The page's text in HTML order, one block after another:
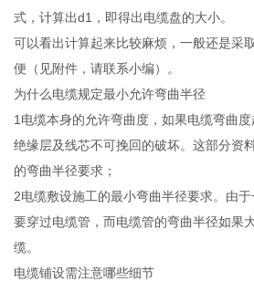
式，计算出d1，即得出电缆盘的大小。
可以看出计算起来比较麻烦，一般还是采
便（见附件，请联系小编）。
为什么电缆规定最小允许弯曲半径
1电缆本身的允许弯曲度，如果电缆弯曲
绝缘层及线芯不可挽回的破坏。这部分资
的弯曲半径要求；
2电缆敷设施工的最小弯曲半径要求。由
要穿过电缆管，而电缆管的弯曲半径如果
缆。
电缆铺设需注意哪些细节